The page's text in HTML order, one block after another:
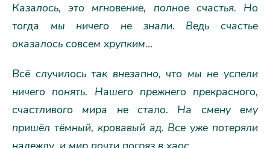
Казалось, это мгновение, полное счастья. Но
тогда мы ничего не знали. Ведь счастье
оказалось совсем хрупким…
Всё случилось так внезапно, что мы не успели
ничего понять. Нашего прежнего прекрасного,
счастливого мира не стало. На смену ему
пришёл тёмный, кровавый ад. Все уже потеряли